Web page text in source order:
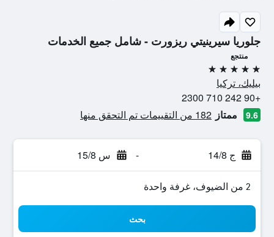
جلوريا سيرينيتي ريزورت - شامل جميع الخدمات
منتجع
5 نجوم
بيليك، تركيا
+90 242 710 2300
9.6 ممتاز 182 من التقييمات تم التحقق منها
ج 14/8 - س 15/8
2 من الضيوف، غرفة واحدة
بحث